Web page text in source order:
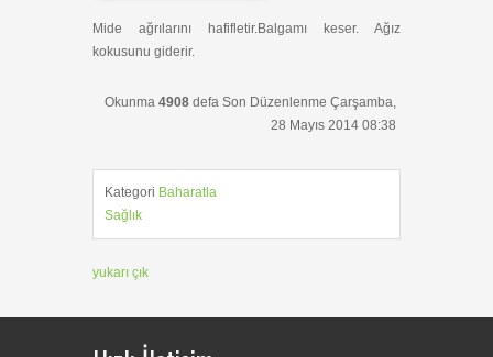
Mide ağrılarını hafifletir.Balgamı keser. Ağız
kokusunu giderir.
Okunma 4908 defa Son Düzenlenme Çarşamba,
28 Mayıs 2014 08:38
Kategori Baharatla
Sağlık
yukarı çık